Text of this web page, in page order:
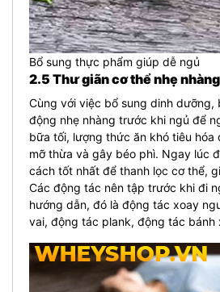
Bổ sung thực phẩm giúp dễ ngủ
2.5 Thư giãn cơ thể nhẹ
Cùng với việc bổ sung dinh dưỡng,
động nhẹ nhàng trước khi ngủ để
bữa tối, lượng thức ăn khó tiêu hóa
mỡ thừa và gây béo phì. Ngay lúc
cách tốt nhất để thanh lọc cơ thể,
Các động tác nên tập trước khi đi
hướng dẫn, đó là động tác xoay
vai, động tác plank, động tác bánh